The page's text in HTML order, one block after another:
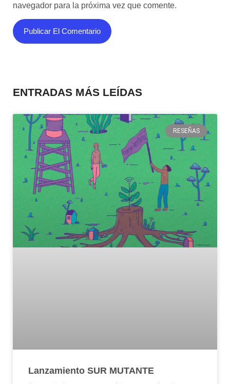
navegador para la próxima vez que comente.
ENTRADAS MÁS LEÍDAS
RESEÑAS
Lanzamiento SUR MUTANTE